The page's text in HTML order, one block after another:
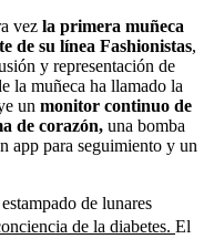
vez la primera muñeca
de su línea Fashionistas,
y representación de
la muñeca ha llamado la
un monitor continuo de
de corazón, una bomba
app para seguimiento y un
de lunares
de la diabetes. El